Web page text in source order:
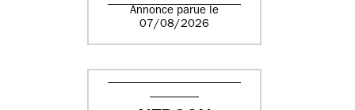
Annonce parue le
07/08/2026